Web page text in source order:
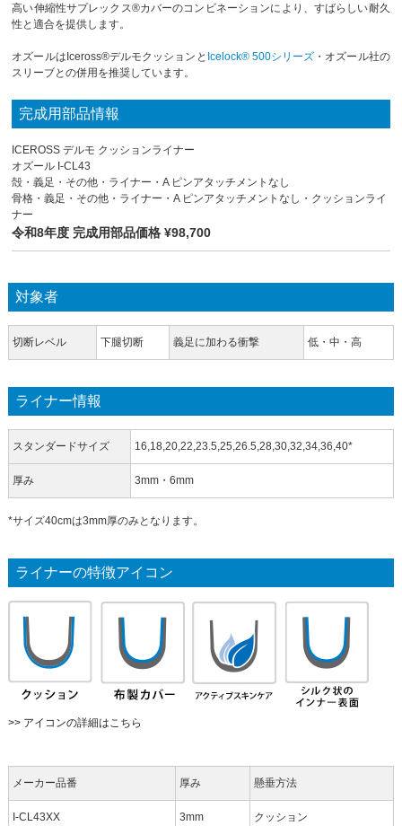
高い伸縮性サプレックス®カバーのコンビネーションにより、すばらしい耐久
性と適合を提供します。
オズールはIceross®デルモクッションと Icelock® 500シリーズ ・オズール社の
スリーブとの併用を推奨しています。
完成用部品情報
ICEROSS デルモ クッションライナー
オズール I-CL43
殻・義足・その他・ライナー・A ピンアタッチメントなし
骨格・義足・その他・ライナー・A ピンアタッチメントなし・クッションライ
ナー
令和8年度 完成用部品価格 ¥98,700
対象者
切断レベル 下腿切断 義足に加わる衝撃 低・中・高
ライナー情報
スタンダードサイズ 16,18,20,22,23.5,25,26.5,28,30,32,34,36,40*
厚み 3mm・6mm
*サイズ40cmは3mm厚のみとなります。
ライナーの特徴アイコン
>> アイコンの詳細はこちら
メーカー品番 厚み 懸垂方法
I-CL43XX 3mm クッション